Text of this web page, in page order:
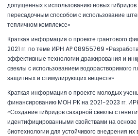
допущенных к использованию новых
пересадочным способом с использование
тепличном комплексе»
Краткая информация о проекте грантового
2021 гг. по теме ИРН AP 08955769
эффективные технологии дражирования и
свеклы с использованием водорастворимого
защитных и стимулирующих веществ»
Краткая информация о проекте молодых
финансированию МОН РК на 2021-2023 гг.
«Создание гибридов сахарной свеклы с
идентифицированными свойствами на основе
биотехнологии для устойчивого внедрения их